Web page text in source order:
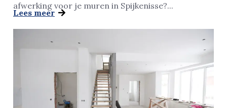
afwerking voor je muren in Spijkenisse?...
Lees meer